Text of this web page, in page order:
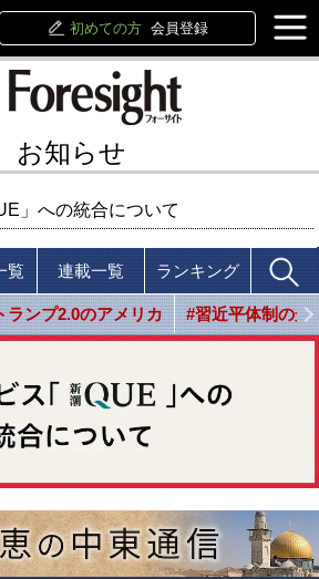
初めての方 会員登録
お知らせ
」への統合について
覧 連載一覧 ランキング
ランプ2.0のアメリカ #習近平体制の光